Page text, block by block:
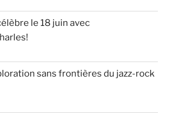
le 18 juin avec
sans frontières du jazz-rock